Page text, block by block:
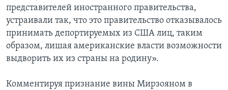
представителей иностранного правительства,
устраивали так, что это правительство отказывалось
принимать депортируемых из США лиц, таким
образом, лишая американские власти возможности
выдворить их из страны на родину».
Комментируя признание вины Мирзояном в